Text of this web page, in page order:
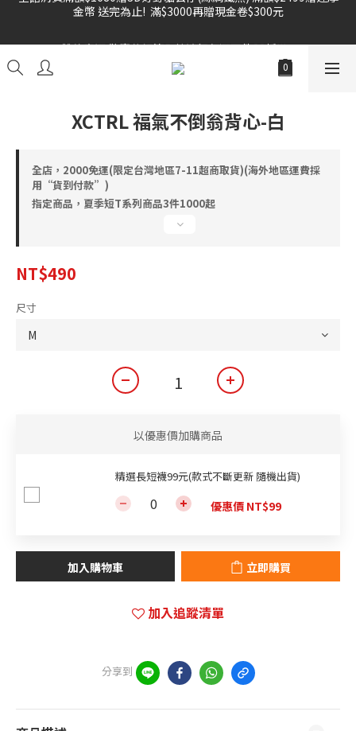
雙倍奉還 歡慶父親節全館褲類任選兩件88折!!!
雙倍奉還 歡慶父親節全館褲類任選兩件88折!!!
XCTRL 福氣不倒翁背心-白
全店，2000免運(限定台灣地區7-11超商取貨)(海外地區運費採
用“貨到付款”)
指定商品，夏季短T系列商品3件1000起
NT$490
尺寸
以優惠價加購商品
精選長短襪99元(款式不斷更新 隨機出貨)
優惠價 NT$99
加入購物車 立即購買
加入追蹤清單
分享到